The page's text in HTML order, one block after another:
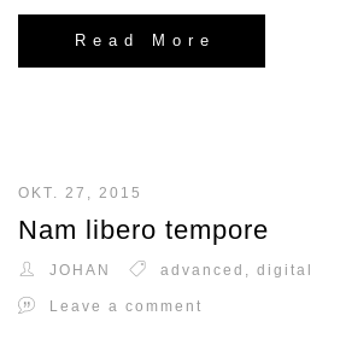
Read More
OKT. 27, 2015
Nam libero tempore
JOHAN advanced , digital
Leave a comment